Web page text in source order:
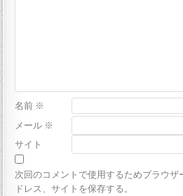
名前 ※
メール ※
サイト
次回のコメントで使用するためブラウザ
ドレス、サイトを保存する。